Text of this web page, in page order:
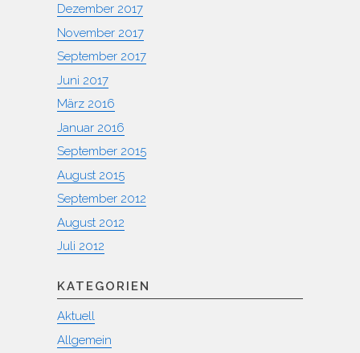
Dezember 2017
November 2017
September 2017
Juni 2017
März 2016
Januar 2016
September 2015
August 2015
September 2012
August 2012
Juli 2012
KATEGORIEN
Aktuell
Allgemein